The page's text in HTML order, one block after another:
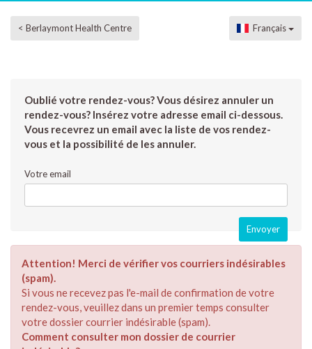
< Berlaymont Health Centre Français
Oublié votre rendez-vous? Vous désirez annuler un
rendez-vous? Insérez votre adresse email ci-dessous.
Vous recevrez un email avec la liste de vos rendez-
vous et la possibilité de les annuler.
Votre email
Attention! Merci de vérifier vos courriers indésirables
(spam).
Si vous ne recevez pas l'e-mail de confirmation de votre
rendez-vous, veuillez dans un premier temps consulter
votre dossier courrier indésirable (spam).
Comment consulter mon dossier de courrier